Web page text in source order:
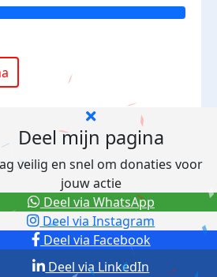
Deel mijn pagina
veilig en snel om donaties voor
jouw actie
Deel via Facebook
Deel via Instagram
Deel via LinkedIn
Deel via WhatsApp